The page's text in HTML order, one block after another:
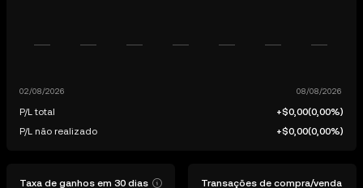
P/L total +$0,00(0,00%)
P/L não realizado
+$0,00(0,00%)
Taxa de ganhos em 30 dias Transações de compra/venda